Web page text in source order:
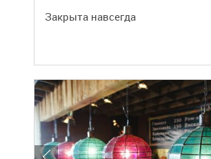
Закрыта навсегда